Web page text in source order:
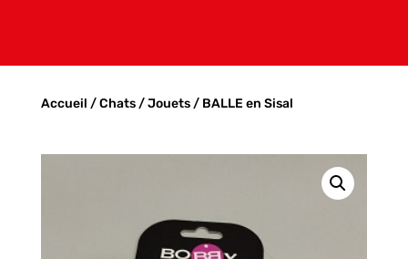
Accueil /Chats/Jouets/ BALLE en Sisal